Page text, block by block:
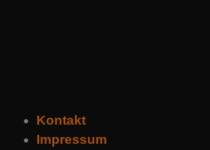
Kontakt
Impressum